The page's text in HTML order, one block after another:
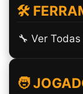
🛠️
🔧 Ver
🧑